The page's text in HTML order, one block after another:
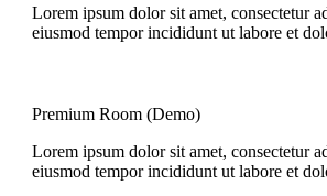
Lorem ipsum dolor sit amet, consectetur
eiusmod tempor incididunt ut labore et
Premium Room (Demo)
Lorem ipsum dolor sit amet, consectetur
eiusmod tempor incididunt ut labore et